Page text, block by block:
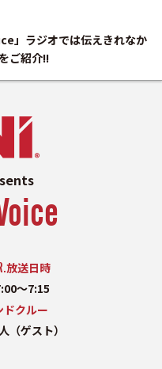
」ラジオでは伝えきれなか
ご紹介!!
放送日時
〜7:15
ドクルー
（ゲスト）